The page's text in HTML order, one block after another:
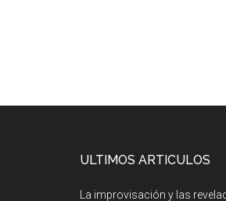
ULTIMOS ARTICULOS
La improvisación y las